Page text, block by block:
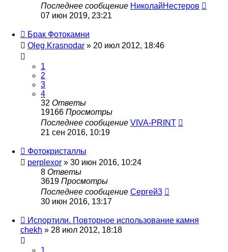
Последнее сообщение НиколайНестеров
07 июн 2019, 23:21
Брак Фотокамни
Oleg Krasnodar » 20 июл 2012, 18:46
1
2
3
4
32 Ответы
19166 Просмотры
Последнее сообщение VIVA-PRINT
21 сен 2016, 10:19
Фотокристаллы
perplexor » 30 июн 2016, 10:24
8 Ответы
3619 Просмотры
Последнее сообщение Сергей3
30 июн 2016, 13:17
Испортили. Повторное использование камня
chekh » 28 июл 2012, 18:18
1